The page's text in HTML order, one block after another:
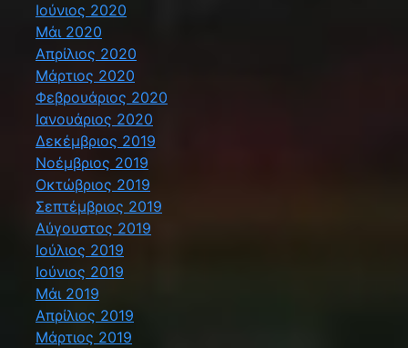
Ιούνιος 2020
Μάι 2020
Απρίλιος 2020
Μάρτιος 2020
Φεβρουάριος 2020
Ιανουάριος 2020
Δεκέμβριος 2019
Νοέμβριος 2019
Οκτώβριος 2019
Σεπτέμβριος 2019
Αύγουστος 2019
Ιούλιος 2019
Ιούνιος 2019
Μάι 2019
Απρίλιος 2019
Μάρτιος 2019